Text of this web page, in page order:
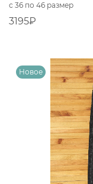
с 36 по 46 размер
3195₽